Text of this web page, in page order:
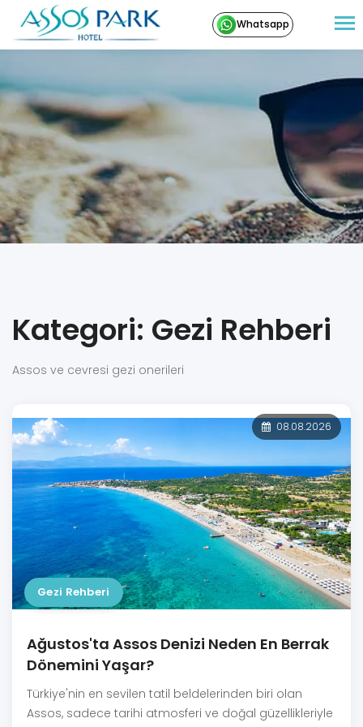
Whatsapp
Kategori: Gezi Rehberi
Assos ve cevresi gezi onerileri
Gezi Rehberi
08.08.2026
Ağustos'ta Assos Denizi Neden En Berrak
Dönemini Yaşar?
Türkiye'nin en sevilen tatil beldelerinden biri olan
Assos, sadece tarihi atmosferi ve doğal güzellikleriyle